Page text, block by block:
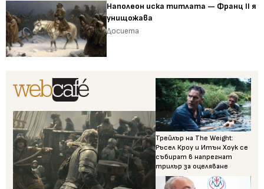
Наполеон иска титлата — Франц II я
унищожава
Досиета
Трейлър на The Weight:
Ръсел Кроу и Итън Хоук се
събират в напрегнат
трилър за оцеляване